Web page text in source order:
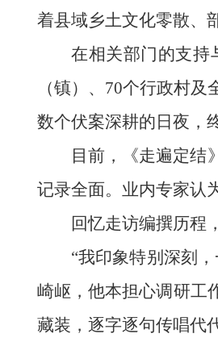
着县域乡土文化零散、
在相关部门的支持
（镇）、70个行政村
数个伏案深耕的日夜，
目前，《走遍定结
记录全面。业内专家认
回忆走访编撰历程
“我印象特别深刻
崎岖，他本担心调研工
藏装，逐字逐句传唱代